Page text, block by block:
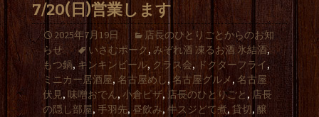
7/20(日)営業します
2025年7月19日
店長のひとりごとからのお知
らせ
いさむポーク, みぞれ酒 凍るお酒 氷結酒,
もつ鍋, キンキンビール, クラス会, ドクターフライ,
ミニカー居酒屋, 名古屋めし, 名古屋グルメ , 名古屋
伏見, 味噌おでん, 小倉ピザ, 店長のひとりごと , 店長
の隠し部屋, 手羽先, 昼飲み, 牛スジどて煮, 貸切, 醸